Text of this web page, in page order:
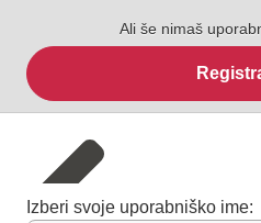
Ali še nimaš
Izberi svoje uporabniško ime: